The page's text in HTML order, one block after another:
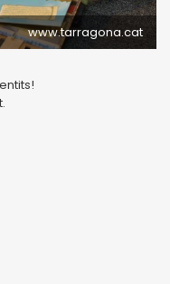
www.tarragona.cat